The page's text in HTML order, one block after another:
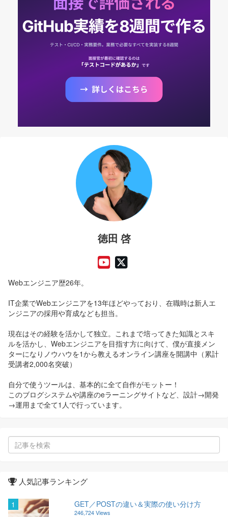
徳田 啓
Webエンジニア歴26年。
IT企業でWebエンジニアを13年ほどやっており、在職時は新人エ
ンジニアの採用や育成なども担当。
現在はその経験を活かして独立。これまで培ってきた知識とスキ
ルを活かし、Webエンジニアを目指す方に向けて、僕が直接メン
ターになりノウハウを1から教えるオンライン講座を開講中（累計
受講者2,000名突破）
自分で使うツールは、基本的に全て自作がモットー！
このブログシステムや講座のeラーニングサイトなど、設計→開発
→運用まで全て1人で行っています。
人気記事ランキング
1 GET／POSTの違い＆実際の使い分け方
246,724 Views